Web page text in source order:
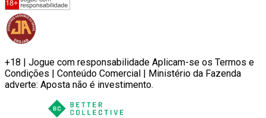
+18 | Jogue com responsabilidade Aplicam-se os Termos e
Condições | Conteúdo Comercial | Ministério da Fazenda
adverte: Aposta não é investimento.